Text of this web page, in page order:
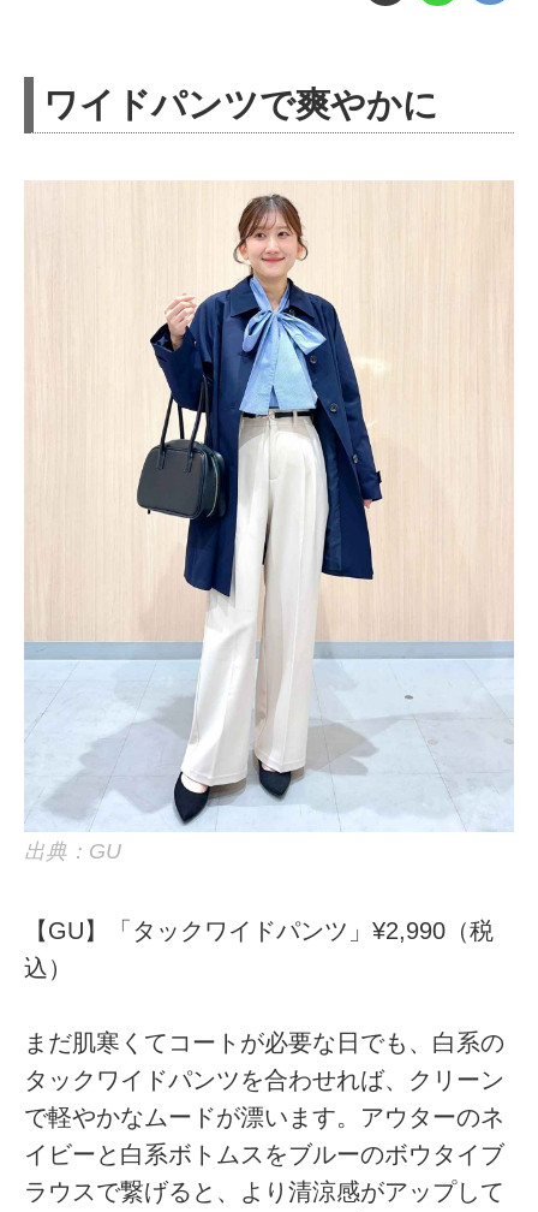
ワイドパンツで爽やかに
出典：GU
【GU】「タックワイドパンツ」¥2,990（税
込）
まだ肌寒くてコートが必要な日でも、白系の
タックワイドパンツを合わせれば、クリーン
で軽やかなムードが漂います。アウターのネ
イビーと白系ボトムスをブルーのボウタイブ
ラウスで繋げると、より清涼感がアップして